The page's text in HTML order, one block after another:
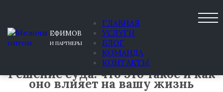
ЕФИМОВ
И ПАРТНЕРЫ
ГЛАВНАЯ
УСЛУГИ
БЛОГ
КОМАНДА
КОНТАКТЫ
Решение суда: что это такое и как
оно влияет на вашу жизнь